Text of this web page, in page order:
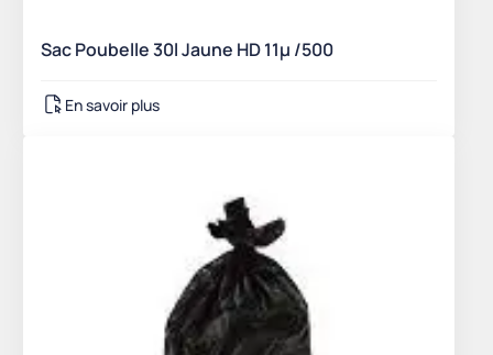
Sac Poubelle 30l Jaune HD 11µ /500
En savoir plus